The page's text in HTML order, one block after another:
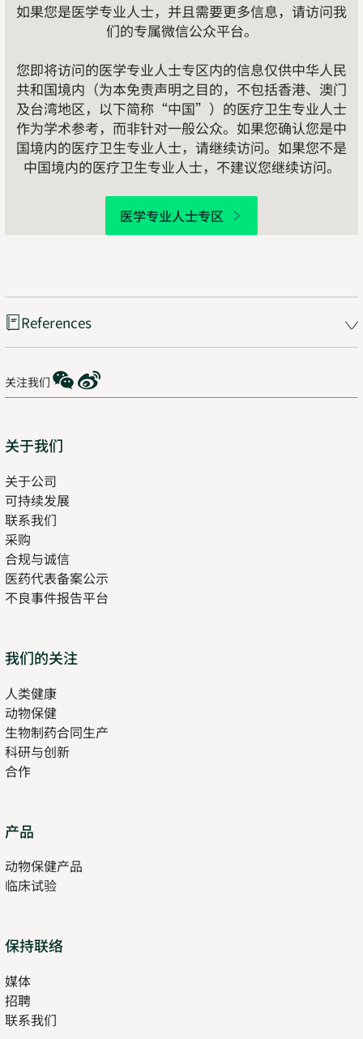
如果您是医学专业人士，并且需要更多信息，请访问我
们的专属微信公众平台。
您即将访问的医学专业人士专区内的信息仅供中华人民
共和国境内（为本免责声明之目的，不包括香港、澳门
及台湾地区，以下简称“中国”）的医疗卫生专业人士
作为学术参考，而非针对一般公众。如果您确认您是中
国境内的医疗卫生专业人士，请继续访问。如果您不是
中国境内的医疗卫生专业人士，不建议您继续访问。
医学专业人士专区
References
关注我们 WeChat
Weibo
Sitemap
关于我们
关于公司
可持续发展
联系我们
采购
合规与诚信
医药代表备案公示
不良事件报告平台
我们的关注
人类健康
new
tab
动物保健
生物制药合同生产
科研与创新
合作
产品
new
tab
动物保健产品
临床试验
保持联络
媒体
招聘
in
联系我们